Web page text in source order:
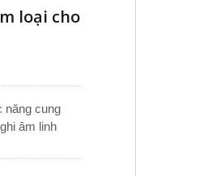
loại cho
năng cung
âm linh
và làm phim.